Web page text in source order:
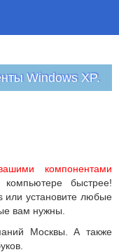
Windows XP.
компонентами
быстрее!
или установите любые
вам нужны.
Москвы. А также